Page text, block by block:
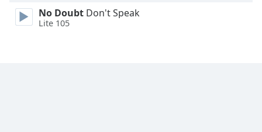
Reset
No Doubt Don't Speak
Lite 105